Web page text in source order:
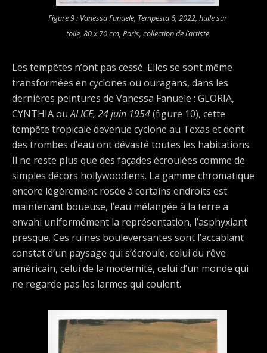
Figure 9 : Vanessa Fanuele, Tempesta 6, 2022, huile sur
toile, 80 x 70 cm, Paris, collection de l’artiste
Les tempêtes n’ont pas cessé. Elles se sont même
transformées en cyclones ou ouragans, dans les
dernières peintures de Vanessa Fanuele : GLORIA,
CYNTHIA ouALICE, 24 juin 1954(figure 10), cette
tempête tropicale devenue cyclone au Texas et dont
des trombes d’eau ont dévasté toutes les habitations.
Il ne reste plus que des façades écroulées comme de
simples décors hollywoodiens. La gamme chromatique
encore légèrement rosée à certains endroits est
maintenant boueuse, l’eau mélangée à la terre a
envahi uniformément la représentation, l’asphyxiant
presque. Ces ruines bouleversantes sont l’accablant
constat d’un paysage qui s’écroule, celui du rêve
américain, celui de la modernité, celui d’un monde qui
ne regarde pas les larmes qui coulent.